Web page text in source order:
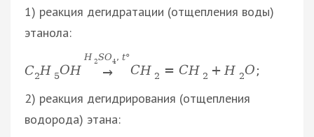
1) реакция дегидратации (отщепления воды)
этанола:
C2H 5OH
H 2SO4, t°
→ CH 2 = CH 2 + H 2O;
2) реакция дегидрирования (отщепления
водорода) этана: